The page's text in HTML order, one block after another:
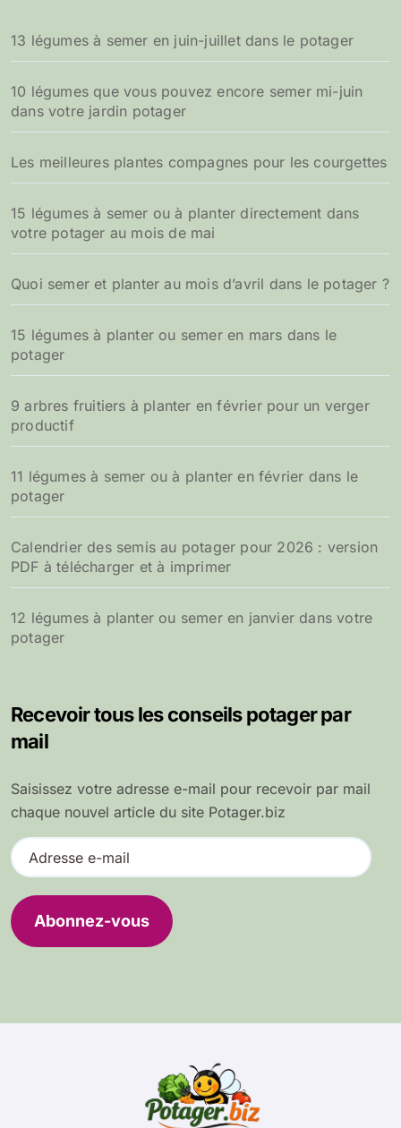
13 légumes à semer en juin-juillet dans le potager
10 légumes que vous pouvez encore semer mi-juin
dans votre jardin potager
Les meilleures plantes compagnes pour les courgettes
15 légumes à semer ou à planter directement dans
votre potager au mois de mai
Quoi semer et planter au mois d’avril dans le potager ?
15 légumes à planter ou semer en mars dans le
potager
9 arbres fruitiers à planter en février pour un verger
productif
11 légumes à semer ou à planter en février dans le
potager
Calendrier des semis au potager pour 2026 : version
PDF à télécharger et à imprimer
12 légumes à planter ou semer en janvier dans votre
potager
Recevoir tous les conseils potager par
mail
Saisissez votre adresse e-mail pour recevoir par mail
chaque nouvel article du site Potager.biz
A
d
e
s
Abonnez-vous